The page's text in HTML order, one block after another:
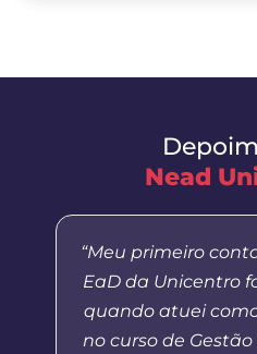
Nead
“Meu primeiro
EaD da Unicentro
quando atuei
no curso de Gestão